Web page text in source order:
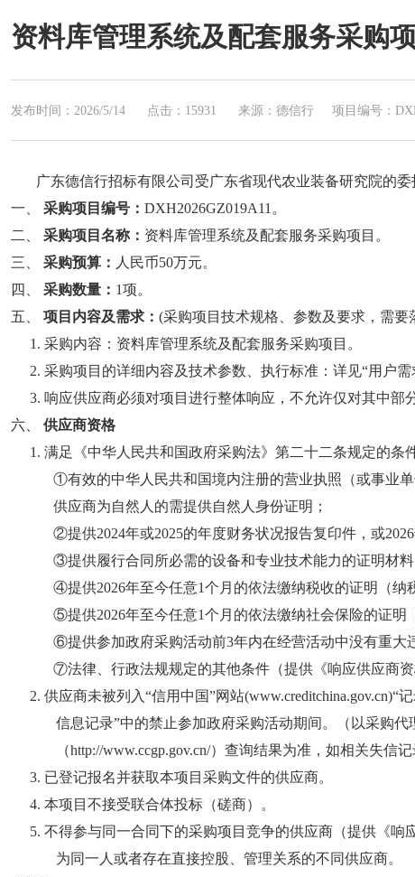
资料库管理系统及配套服务采购
发布时间：2026/5/14 点击：15931 来源：德信行 项目编号：
广东德信行招标有限公司受广东省现代农业装备研究院的
一、 采购项目编号： DXH2026GZ019A11。
二、 采购项目名称： 资料库管理系统及配套服务采购项目。
三、 采购预算： 人民币50万元。
四、 采购数量： 1项。
五、 项目内容及需求： (采购项目技术规格、参数及要求，需要
1. 采购内容：资料库管理系统及配套服务采购项目。
2. 采购项目的详细内容及技术参数、执行标准：详见“用户需
3. 响应供应商必须对项目进行整体响应，不允许仅对其中部
六、 供应商资格
1. 满足《中华人民共和国政府采购法》第二十二条规定的条
①有效的中华人民共和国境内注册的营业执照（或事业
供应商为自然人的需提供自然人身份证明；
②提供2024年或2025的年度财务状况报告复印件，或2026
③提供履行合同所必需的设备和专业技术能力的证明材
④提供2026年至今任意1个月的依法缴纳税收的证明（纳
⑤提供2026年至今任意1个月的依法缴纳社会保险的证明
⑥提供参加政府采购活动前3年内在经营活动中没有重大
⑦法律、行政法规规定的其他条件（提供《响应供应商资
2. 供应商未被列入“信用中国”网站
信息记录”中的禁止参加政府采购活动期间。（以采购代
（http://www.ccgp.gov.cn/）查询结果为准，如相关失信
3. 已登记报名并获取本项目采购文件的供应商。
4. 本项目不接受联合体投标（磋商）。
5. 不得参与同一合同下的采购项目 竞争的供应商（提供《响
为同一人或者存在直接控股、管理关系的不同供应商。